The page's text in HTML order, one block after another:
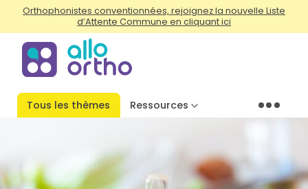
Orthophonistes conventionnées, rejoignez la nouvelle Liste
d’Attente Commune en cliquant ici
Tous les thèmes Ressources Menu